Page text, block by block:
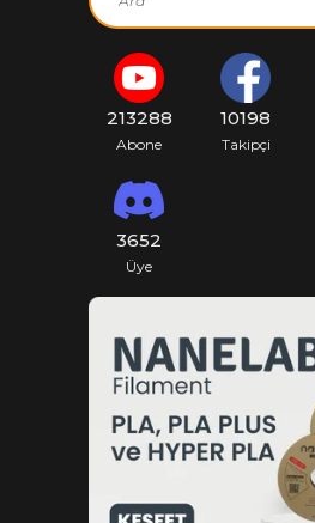
213288
Abone
10198
Takipçi
3652
Üye